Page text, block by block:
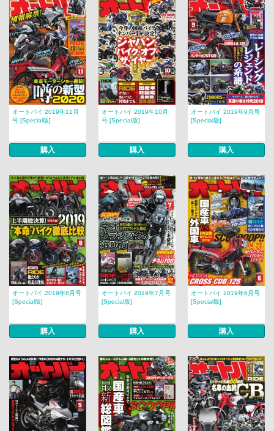
オートバイ 2019年11月
号 [Special版]
購入
オートバイ 2019年10月
号 [Special版]
購入
オートバイ 2019年9月号
[Special版]
購入
オートバイ 2019年8月号
[Special版]
購入
オートバイ 2019年7月号
[Special版]
購入
オートバイ 2019年6月号
[Special版]
購入